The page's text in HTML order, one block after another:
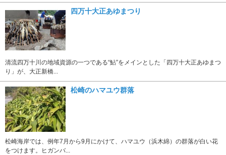
四万十大正あゆまつり
清流四万十川の地域資源の一つである“鮎”をメインとした「四万十大正あゆまつ
り」が、大正新橋...
松崎のハマユウ群落
松崎海岸では、例年7月から9月にかけて、ハマユウ（浜木綿）の群落が白い花
をつけます。ヒガンバ...